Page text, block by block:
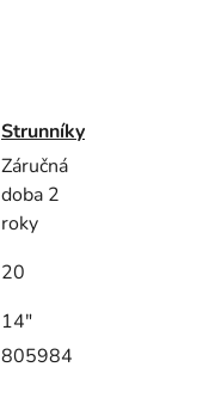
Strunníky
Záručná
doba 2
roky
20
14"
805984